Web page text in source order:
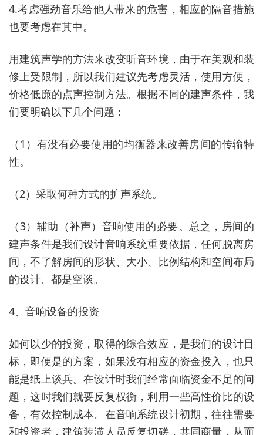
4.考虑强劲音乐给他人带来的危害，相应的隔音措施
也要考虑在其中。
用建筑声学的方法来改变听音环境，由于在美观和装
修上受限制，所以我们建议先考虑灵活，使用方便，
价格低廉的点声控制方法。根据不同的建声条件，我
们要明确以下几个问题：
（1）有没有必要使用的均衡器来改善房间的传输特
性。
（2）采取何种方式的扩声系统。
（3）辅助（补声）音响使用的必要。总之，房间的
建声条件是我们设计音响系统重要依据，任何脱离房
间，不了解房间的形状、大小、比例结构和空间布局
的设计、都是空谈。
4、音响设备的投资
如何以少的投资，取得的综合效应，是我们的设计目
标，即便是的方案，如果没有相应的资金投入，也只
能是纸上谈兵。在设计时我们经常面临资金不足的问
题，这时我们就要反复权衡，利用一些高性价比的设
备，有效控制成本。在音响系统设计初期，往往需要
和投资者，建筑装潢人员反复切磋，共同商量，从而